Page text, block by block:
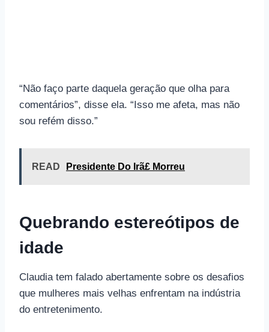
“Não faço parte daquela geração que olha para
comentários”, disse ela. “Isso me afeta, mas não
sou refém disso.”
READ Presidente Do Irã£ Morreu
Quebrando estereótipos de
idade
Claudia tem falado abertamente sobre os desafios
que mulheres mais velhas enfrentam na indústria
do entretenimento.